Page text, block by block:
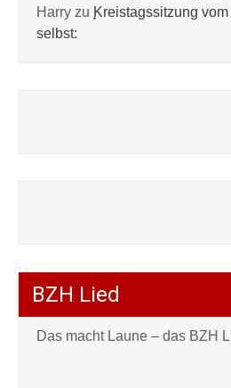
Harry zu Kreistagssitzung
selbst:
BZH Lied
Das macht Laune – das BZH